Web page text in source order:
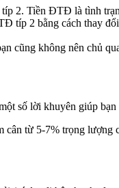
2. Tiền ĐTĐ là tình
típ 2 bằng cách thay
cũng không nên chủ
số lời khuyên giúp
cân từ 5-7% trọng lượng